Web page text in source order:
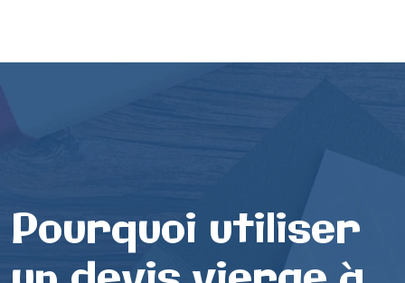
Pourquoi utiliser